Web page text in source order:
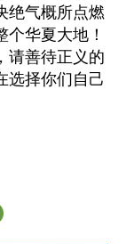
绝气概所点燃
华夏大地！
请善待正义的
选择你们自己